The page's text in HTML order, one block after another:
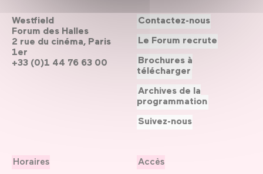
Westfield
Forum des Halles
2 rue du cinéma, Paris
1er
+33 (0)1 44 76 63 00
Horaires
Accès
Contactez-nous
Le Forum recrute
Brochures à
télécharger
Archives de la
programmation
Suivez-nous